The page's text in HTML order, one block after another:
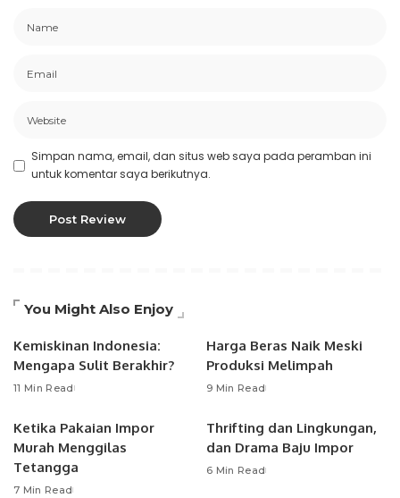
Simpan nama, email, dan situs web saya pada peramban ini
untuk komentar saya berikutnya.
You Might Also Enjoy
Kemiskinan Indonesia:
Mengapa Sulit Berakhir?
11 Min Read
Harga Beras Naik Meski
Produksi Melimpah
9 Min Read
Ketika Pakaian Impor
Murah Menggilas
Tetangga
7 Min Read
Thrifting dan Lingkungan,
dan Drama Baju Impor
6 Min Read